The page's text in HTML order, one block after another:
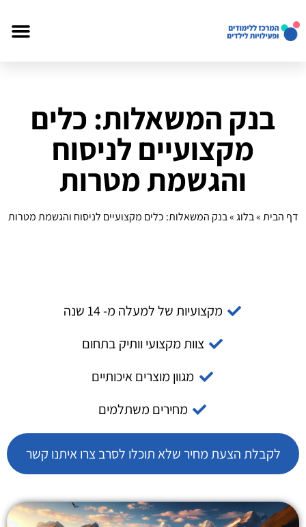
בנק המשאלות: כלים
מקצועיים לניסוח
והגשמת מטרות
דף הבית»בלוג»בנק המשאלות: כלים מקצועיים לניסוח והגשמת מטרות
מקצועיות של למעלה מ- 14 שנה
צוות מקצועי וותיק בתחום
מגוון מוצרים איכותיים
מחירים משתלמים
לקבלת הצעת מחיר שלא תוכלו לסרב צרו איתנו קשר